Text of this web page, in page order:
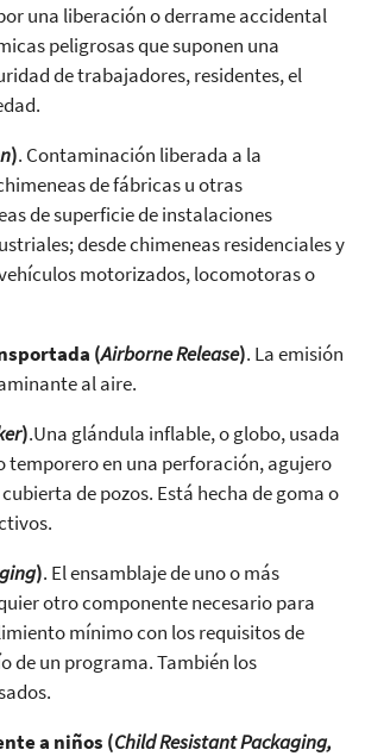
una liberación o derrame accidental
peligrosas que suponen una
de trabajadores, residentes, el
). Contaminación liberada a la
de fábricas u otras
de superficie de instalaciones
desde chimeneas residenciales y
motorizados, locomotoras o
(Airborne Release). La emisión
al aire.
).Una glándula inflable, o globo, usada
temporero en una perforación, agujero
de pozos. Está hecha de goma o
). El ensamblaje de uno o más
otro componente necesario para
mínimo con los requisitos de
de un programa. También los
a niños (Child Resistant Packaging,